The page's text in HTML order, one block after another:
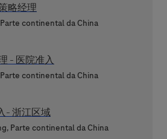
略经理
continental da China
- 医院准入
continental da China
- 浙江区域
Parte continental da China